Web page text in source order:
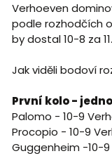
Verhoeven
podle rozhodčích
by dostal 10-8 za
Jak viděli bodoví
První kolo -
Palomo - 10-9
Procopio - 10-9
Guggenheim -10-